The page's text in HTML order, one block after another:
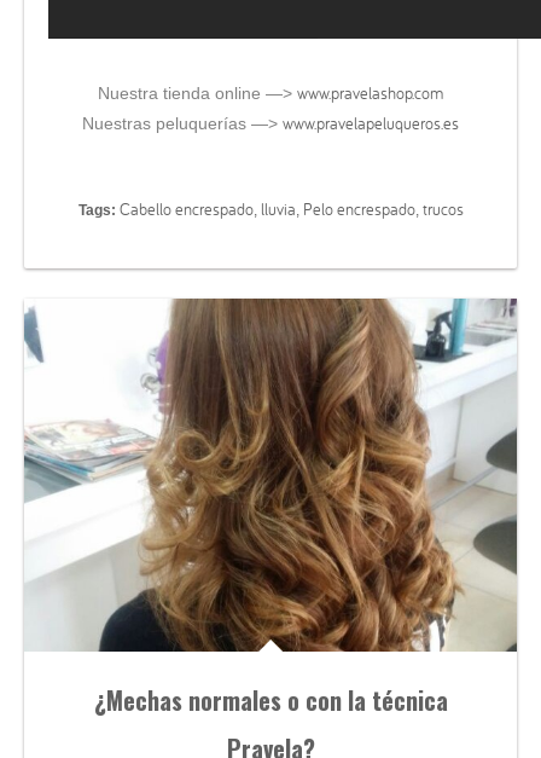
Nuestra tienda online —> www.pravelashop.com
Nuestras peluquerías —> www.pravelapeluqueros.es
Tags: Cabello encrespado, lluvia, Pelo encrespado, trucos
¿Mechas normales o con la técnica
Pravela?